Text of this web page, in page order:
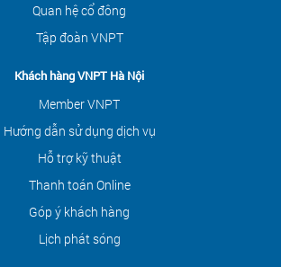
Quan hệ cổ đông
Tập đoàn VNPT
Khách hàng VNPT Hà Nội
Member VNPT
Hướng dẫn sử dụng dịch vụ
Hỗ trợ kỹ thuật
Thanh toán Online
Góp ý khách hàng
Lịch phát sóng